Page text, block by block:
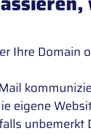
Ihre Domain
eigene